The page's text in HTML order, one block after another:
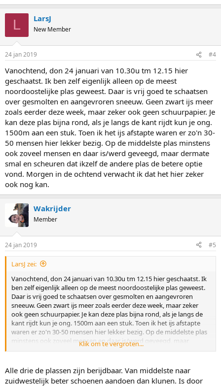
L LarsJ
New Member
24 jan 2019 #4
Vanochtend, don 24 januari van 10.30u tm 12.15 hier
geschaatst. Ik ben zelf eigenlijk alleen op de meest
noordoostelijke plas geweest. Daar is vrij goed te schaatsen
over gesmolten en aangevroren sneeuw. Geen zwart ijs meer
zoals eerder deze week, maar zeker ook geen schuurpapier. Je
kan deze plas bijna rond, als je langs de kant rijdt kun je ong.
1500m aan een stuk. Toen ik het ijs afstapte waren er zo'n 30-
50 mensen hier lekker bezig. Op de middelste plas minstens
ook zoveel mensen en daar is/werd geveegd, maar dermate
smal en scheuren dat ikzelf de andere plas de betere optie
vond. Morgen in de ochtend verwacht ik dat het hier zeker
ook nog kan.
Wakrijder
Member
24 jan 2019 #5
LarsJ zei:
Vanochtend, don 24 januari van 10.30u tm 12.15 hier geschaatst. Ik
ben zelf eigenlijk alleen op de meest noordoostelijke plas geweest.
Daar is vrij goed te schaatsen over gesmolten en aangevroren
sneeuw. Geen zwart ijs meer zoals eerder deze week, maar zeker
ook geen schuurpapier. Je kan deze plas bijna rond, als je langs de
kant rijdt kun je ong. 1500m aan een stuk. Toen ik het ijs afstapte
waren er zo'n 30-50 mensen hier lekker bezig. Op de middelste plas
minstens ook zoveel mensen en daar is/werd geveegd, maar
dermate smal en scheuren dat ikzelf de andere plas de betere optie
kan.
Klik om te vergroten...
Alle drie de plassen zijn berijdbaar. Van middelste naar
zuidwestelijk beter schoenen aandoen dan klunen. Is door